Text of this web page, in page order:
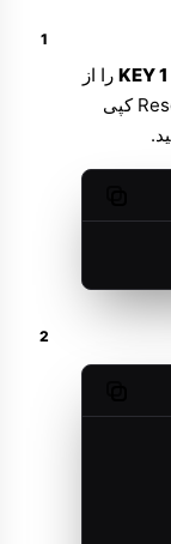
KEY 1 را از
Resource Management > Keys and Endpoint کپی